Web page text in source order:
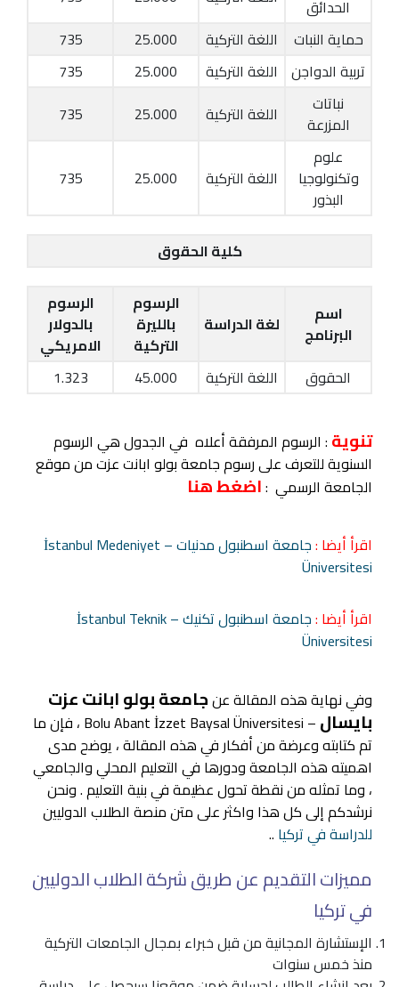
الحدائق
حماية النبات
اللغة التركية 25.000
735
تربية الدواجن اللغة التركية 25.000
735
نباتات
المزرعة
اللغة التركية 25.000
735
علوم
وتكنولوجيا
البذور
اللغة التركية 25.000
735
كلية الحقوق
اسم
البرنامج
لغة الدراسة
الرسوم
بالليرة
التركية
الرسوم
بالدولار
الامريكي
الحقوق
اللغة التركية 45.000
1.323
تنوية : الرسوم المرفقة أعلاه في الجدول هي الرسوم
السنوية للتعرف على رسوم جامعة بولو ابانت عزت من موقع
الجامعة الرسمي :اضغط هنا
اقرأ أيضا :
جامعة اسطنبول مدنيات – İstanbul Medeniyet
Üniversitesi
اقرأ أيضا :
جامعة اسطنبول تكنيك – İstanbul Teknik
Üniversitesi
وفي نهاية هذه المقالة عنجامعة بولو ابانت عزت
بايسال
– Bolu Abant İzzet Baysal Üniversitesi ، فإن ما
تم كتابته وعرضة من أفكار في هذه المقالة ، يوضح مدى
اهميته هذه الجامعة ودورها في التعليم المحلي والجامعي
، وما تمثله من نقطة تحول عظيمة في بنية التعليم . ونحن
نرشدكم إلى كل هذا واكثر على متن منصة الطلاب الدوليين
للدراسة في تركيا ..
مميزات التقديم عن طريق شركة الطلاب الدوليين
في تركيا
الإستشارة المجانية من قبل خبراء بمجال الجامعات التركية
منذ خمس سنوات